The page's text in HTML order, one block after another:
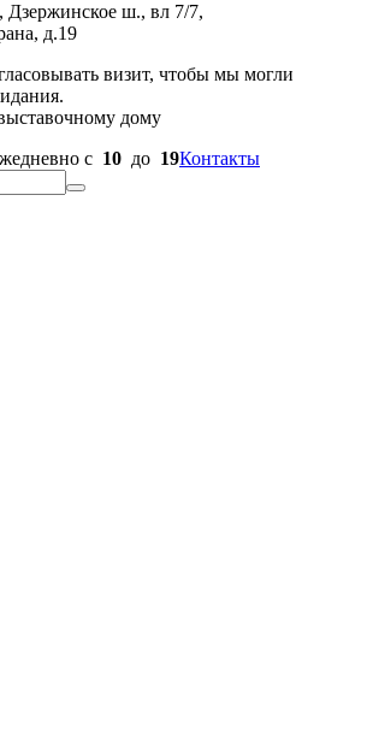
ш., вл 7/7,
д.19
визит, чтобы мы могли
дому
с 10 до 19Контакты